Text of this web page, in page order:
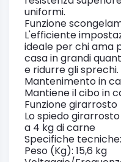
uniformi.
Funzione
L'efficiente
ideale per chi ama
casa in grandi
e ridurre gli sprechi.
Mantenimento in
Mantiene il cibo in
Funzione girarrosto
Lo spiedo
a 4 kg di carne
Specifiche tecniche:
Peso (Kg): 15,6 kg